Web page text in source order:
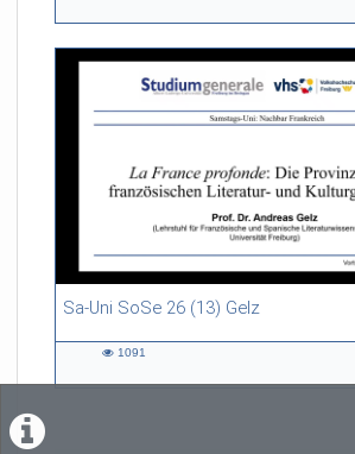
Sa-Uni SoSe 26 (13) Gelz
55:13 duration
1091